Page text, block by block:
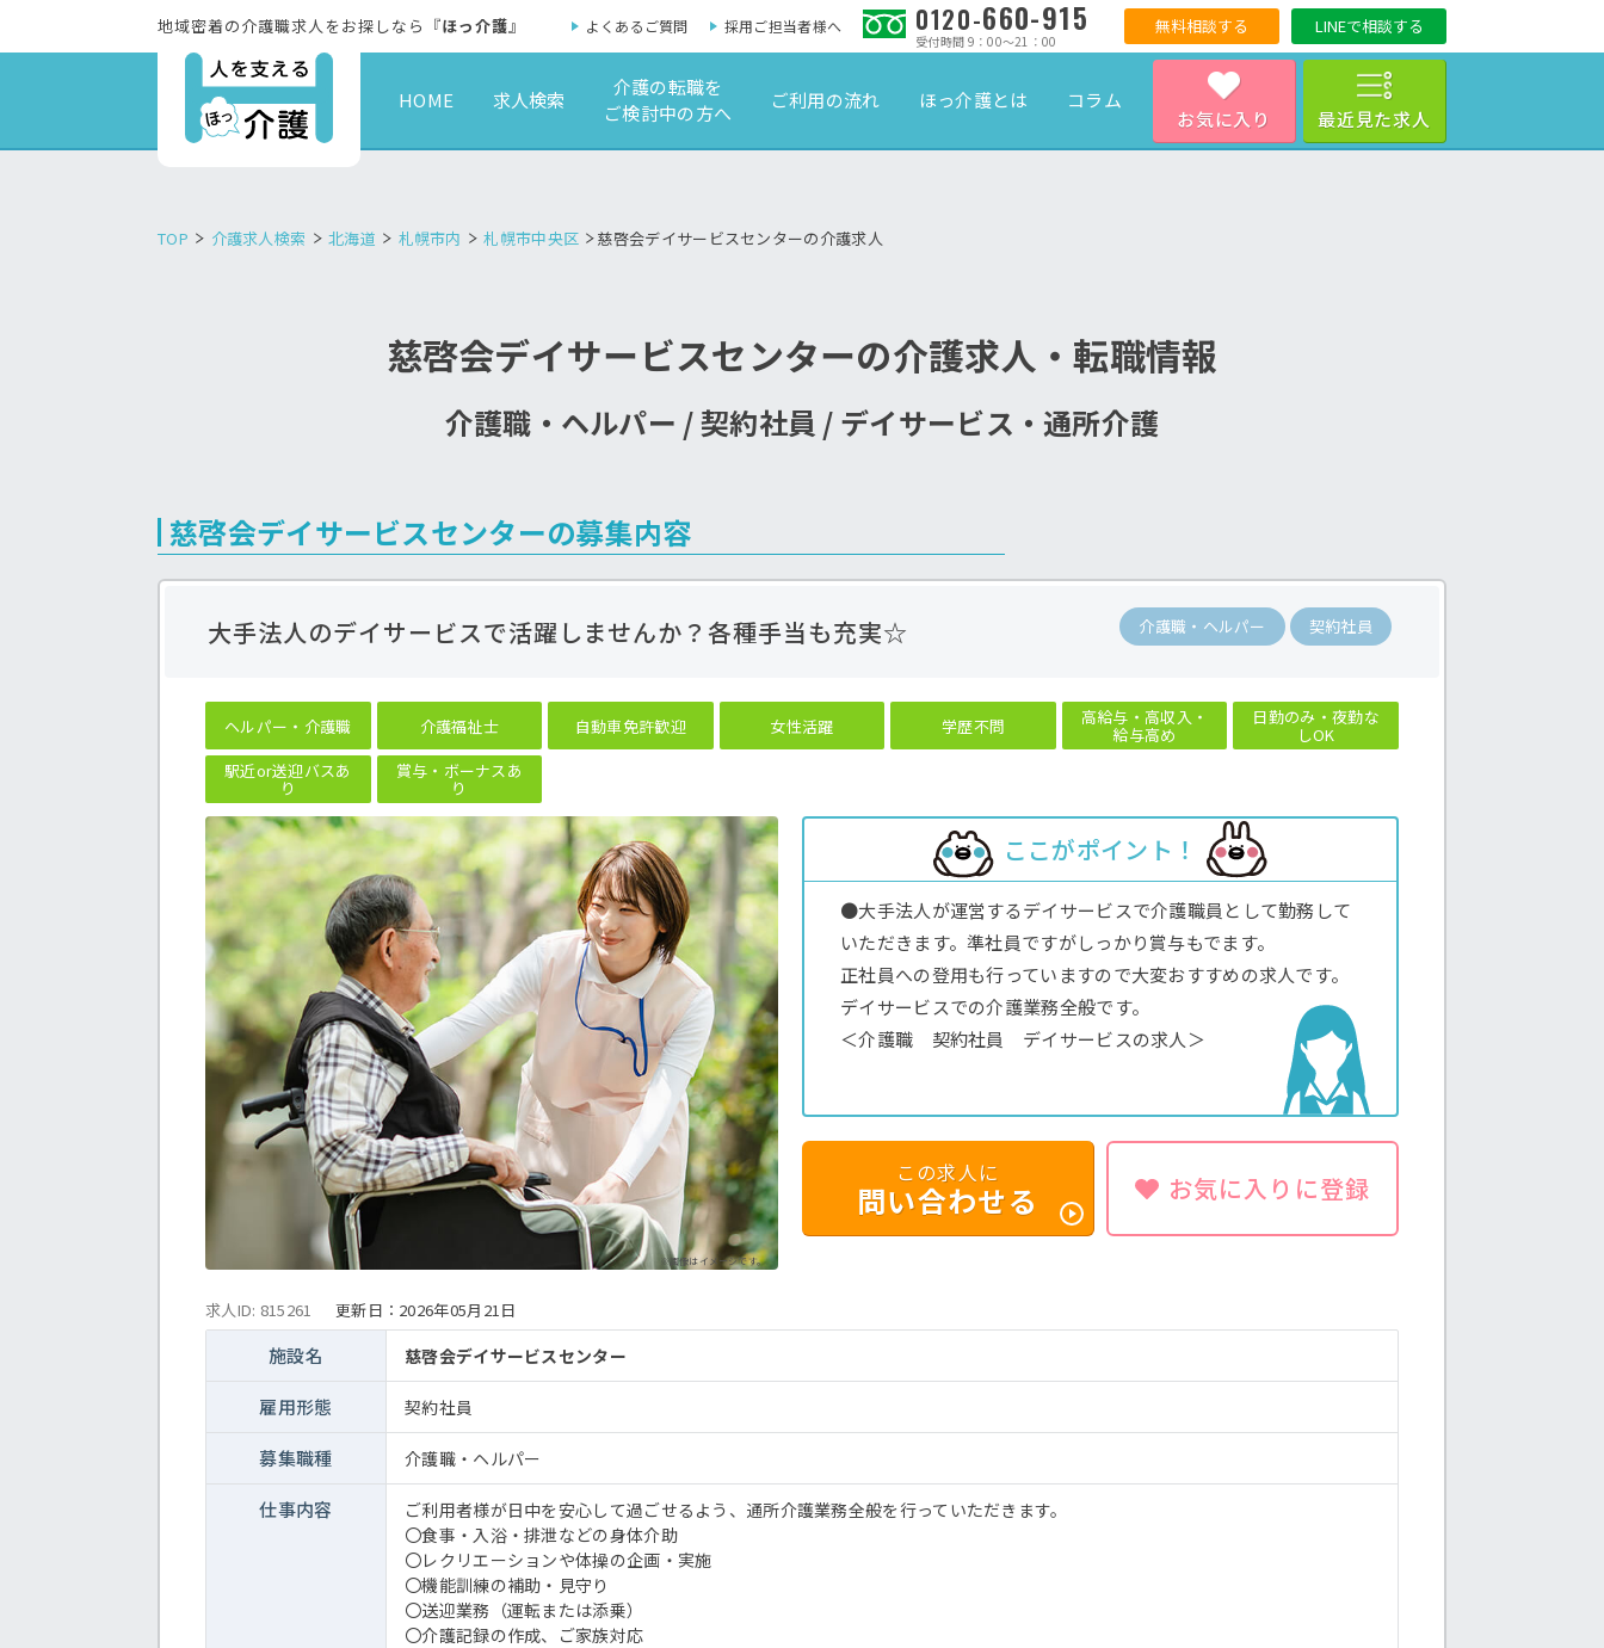
お気に入り 最近見た求人
地域密着の介護職求人をお探しなら『ほっ介護』 よくあるご質問 採用ご担当者様へ 0120-660-915
受付時間 9：00～21：00
無料相談する LINEで相談する
HOME 求人検索
介護の転職を
ご検討中の方へ
ご利用の流れ ほっ介護とは コラム
TOP 介護求人検索 北海道 札幌市内 札幌市中央区 慈啓会デイサービスセンターの介護求人
慈啓会デイサービスセンターの介護求人・転職情報
介護職・ヘルパー / 契約社員 / デイサービス・通所介護
慈啓会デイサービスセンターの募集内容
大手法人のデイサービスで活躍しませんか？各種手当も充実☆ 介護職・ヘルパー 契約社員
ヘルパー・介護職 介護福祉士 自動車免許歓迎 女性活躍 学歴不問 高給与・高収入・
給与高め
日勤のみ・夜勤な
しOK
駅近or送迎バスあ
り
賞与・ボーナスあ
り
※画像はイメージです。
ここがポイント！
●大手法人が運営するデイサービスで介護職員として勤務して
いただきます。準社員ですがしっかり賞与もでます。
正社員への登用も行っていますので大変おすすめの求人です。
デイサービスでの介護業務全般です。
＜介護職 契約社員 デイサービスの求人＞
この求人に
問い合わせる お気に入りに登録
求人ID: 815261 更新日： 2026年05月21日
施設名 慈啓会デイサービスセンター
雇用形態 契約社員
募集職種 介護職・ヘルパー
仕事内容
ご利用者様が日中を安心して過ごせるよう、通所介護業務全般を行っていただきます。
〇食事・入浴・排泄などの身体介助
〇レクリエーションや体操の企画・実施
〇機能訓練の補助・見守り
〇送迎業務（運転または添乗）
〇介護記録の作成、ご家族対応